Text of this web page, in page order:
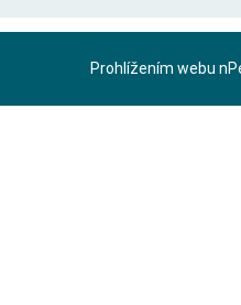
Prohlížením webu